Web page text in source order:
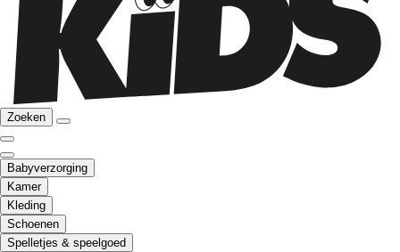
Zoeken
Babyverzorging
Kamer
Kleding
Schoenen
Spelletjes & speelgoed